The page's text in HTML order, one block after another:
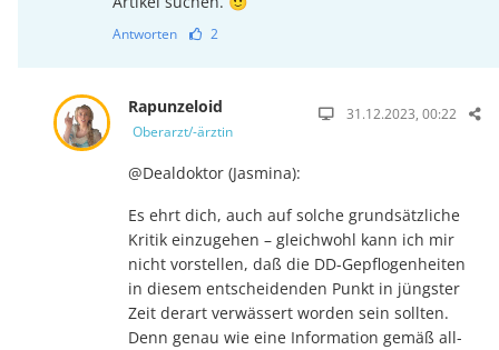
Antworten 2
Rapunzeloid
Oberarzt/-ärztin
31.12.2023, 00:22
@Dealdoktor (Jasmina):
Es ehrt dich, auch auf solche grundsätzliche
Kritik ein­zu­ge­hen – gleich­wohl kann ich mir
nicht vorstellen, daß die DD-Ge­pflo­gen­hei­ten
in die­sem ent­­schei­den­den Punkt in jüngster
Zeit der­­art ver­wässert wor­den sein sollten.
Denn genau wie eine In­for­ma­tion gemäß all­